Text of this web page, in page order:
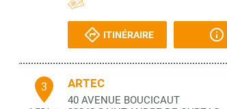
ITINÉRAIRE
3 ARTEC
40 AVENUE BOUCICAUT